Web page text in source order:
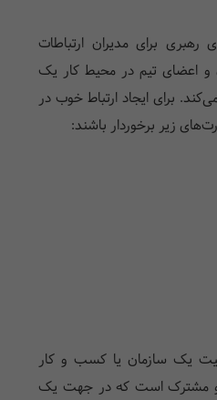
برای مدیران ارتباطات
و اعضای تیم در محیط کار یک
برای ایجاد ارتباط خوب در
زیر برخوردار باشند:
یک سازمان یا کسب و کار
و مشترک است که در جهت یک